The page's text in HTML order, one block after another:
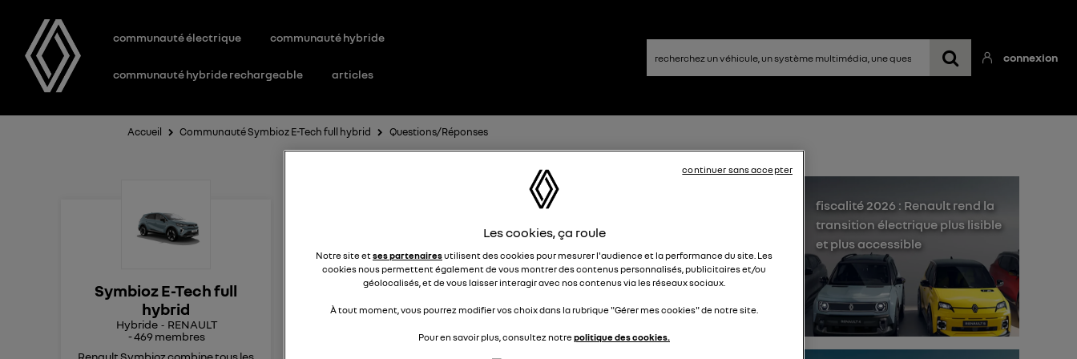
communauté électrique communauté hybride
communauté hybride rechargeable articles
connexion
Accueil Communauté Symbioz E-Tech full hybrid Questions/Réponses
Symbioz E-Tech full
hybrid
Hybride
RENAULT
-469 membres
Renault Symbioz combine tous les
gestion passages elec et thermique
12 décembre 2024 21:13
Bonjour,
J'ai du mal à comprendre comment le symbioz (version iconic) gère
les passages en elec
plus de la moitié de batterie, la voiture roule en thermique ou
fiscalité 2026 : Renault rend la
transition électrique plus lisible
et plus accessible
Les cookies, ça roule
Notre site etses partenairesutilisent des cookies pour mesurer l'audience et la performance du site. Les
cookies nous permettent également de vous montrer des contenus personnalisés, publicitaires et/ou
géolocalisés, et de vous laisser interagir avec nos contenus via les réseaux sociaux.
À tout moment, vous pourrez modifier vos choix dans la rubrique "Gérer mes cookies" de notre site.
Pour en savoir plus, consultez notrepolitique des cookies.
continuer sans accepter